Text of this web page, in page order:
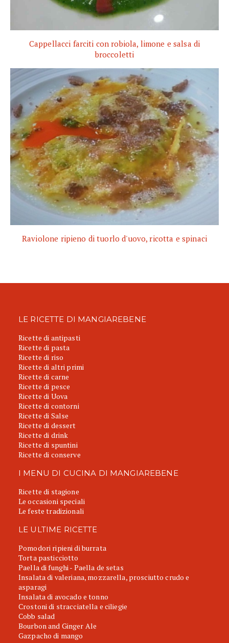
Cappellacci farciti con robiola, limone e salsa di
broccoletti
Raviolone ripieno di tuorlo d'uovo, ricotta e spinaci
LE RICETTE DI MANGIAREBENE
Ricette di antipasti
Ricette di pasta
Ricette di riso
Ricette di altri primi
Ricette di carne
Ricette di pesce
Ricette di Uova
Ricette di contorni
Ricette di Salse
Ricette di dessert
Ricette di drink
Ricette di spuntini
Ricette di conserve
I MENU DI CUCINA DI MANGIAREBENE
Ricette di stagione
Le occasioni speciali
Le feste tradizionali
LE ULTIME RICETTE
Pomodori ripieni di burrata
Torta pasticciotto
Paella di funghi - Paella de setas
Insalata di valeriana, mozzarella, prosciutto crudo e
asparagi
Insalata di avocado e tonno
Crostoni di stracciatella e ciliegie
Cobb salad
Bourbon and Ginger Ale
Gazpacho di mango